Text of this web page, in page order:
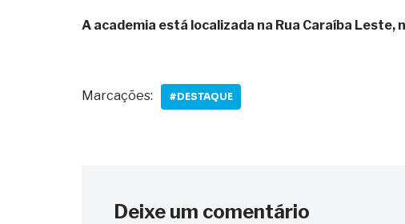
A academia está localizada na Rua Caraíba Leste,
Marcações: #DESTAQUE
Deixe um comentário